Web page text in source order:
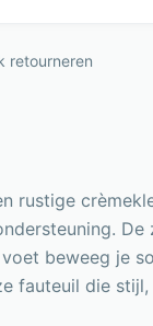
retourneren
rustige
beweeg je
fauteuil die stijl,